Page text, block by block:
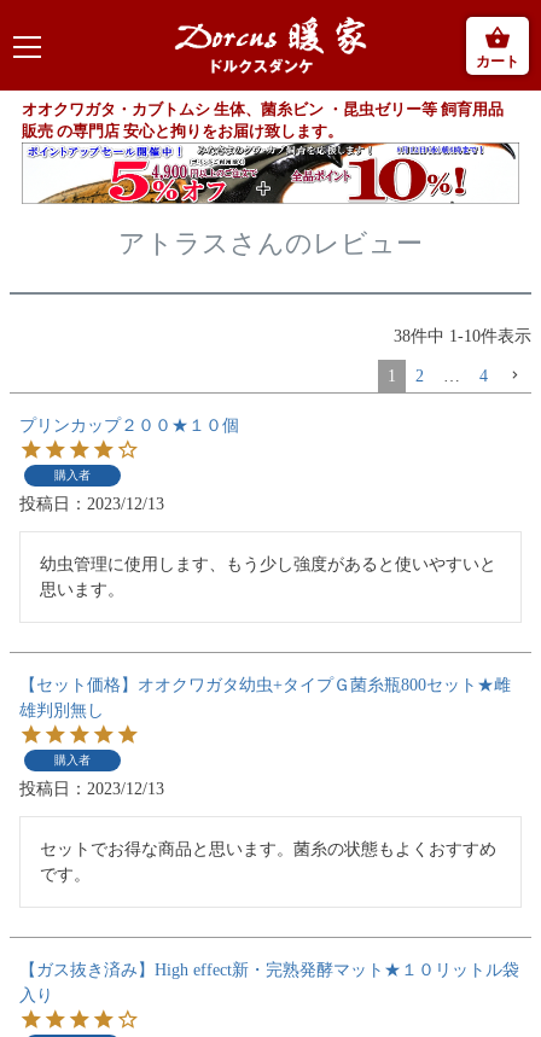
カート
オオクワガタ・カブトムシ 生体、菌糸ビン ・昆虫ゼリー等 飼育用品
販売 の専門店 安心と拘りをお届け致します。
アトラスさんのレビュー
38件中 1 -10件表示
1 2 4
プリンカップ２００★１０個
購入者
投稿日 2023/12/13
幼虫管理に使用します、もう少し強度があると使いやすいと
思います。
【セット価格】オオクワガタ幼虫+タイプＧ菌糸瓶800セット★雌
雄判別無し
購入者
投稿日 2023/12/13
セットでお得な商品と思います。菌糸の状態もよくおすすめ
です。
【ガス抜き済み】High effect新・完熟発酵マット★１０リットル袋
入り